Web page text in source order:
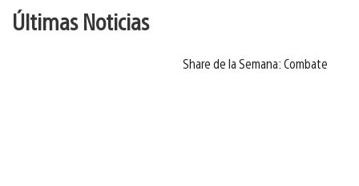
Últimas Noticias
Share de la Semana: Combate